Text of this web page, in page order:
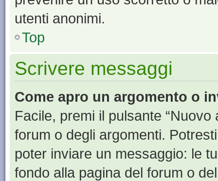
utenti anonimi.
Top
Scrivere messaggi
Come apro un argomento o
Facile, premi il pulsante
forum o degli argomenti.
poter inviare un messaggio: le
fondo alla pagina del forum o